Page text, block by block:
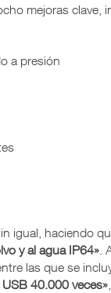
mejoras clave,
a presión
igual, haciendo
y al agua IP64» .
las que se
40.000 veces»